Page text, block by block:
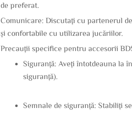
de preferat.
Comunicare: Discutați cu partenerul
și confortabile cu utilizarea jucăriilor.
Precauții specifice pentru accesorii
Siguranță: Aveți întotdeauna la
siguranță).
Semnale de siguranță: Stabiliți